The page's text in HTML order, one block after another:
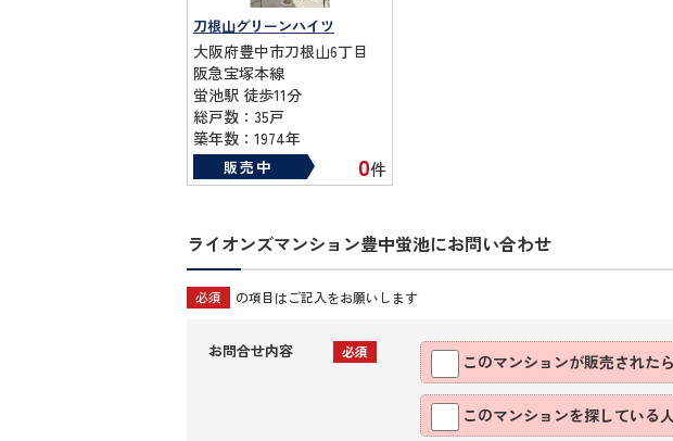
刀根山グリーンハイツ
大阪府豊中市刀根山6丁目
阪急宝塚本線
蛍池駅 徒歩11分
総戸数：35戸
築年数：1974年
販売中 0件
ライオンズマンション豊中蛍池にお問い合わせ
必須 の項目はご記入をお願いします
お問合せ内容 必須 このマンションが販売された
このマンションを探している